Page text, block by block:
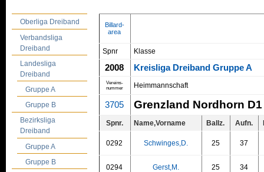
Oberliga Dreiband
Verbandsliga
Dreiband
Landesliga
Dreiband
Gruppe A
Gruppe B
Bezirksliga
Dreiband
Gruppe A
Gruppe B
Billard-
area
Spnr Klasse
2008 Kreisliga Dreiband Gruppe A
Vereins-
nummer
Heimmannschaft
3705 Grenzland Nordhorn D1
Spnr. Name,Vorname Ballz. Aufn.
0292 Schwinges,D. 25 37
0294 Gerst,M. 25 34